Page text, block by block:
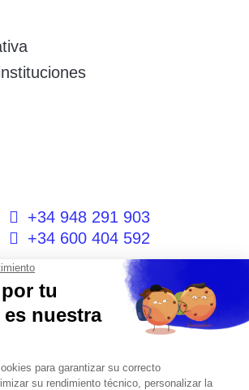
+34 948 291 903
+34 600 404 592
T
w
i
e
i
n
d
n
r
Y
o
u
t
b